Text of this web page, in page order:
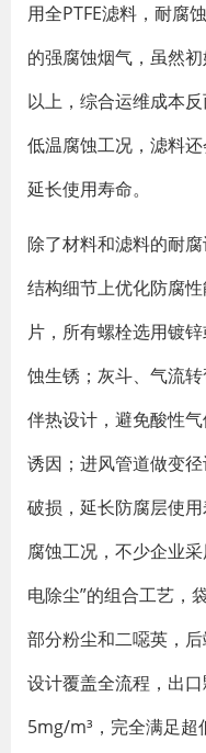
用全PTFE滤料，耐腐
的强腐蚀烟气，虽然
以上，综合运维成本
低温腐蚀工况，滤料
延长使用寿命。
除了材料和滤料的耐
结构细节上优化防腐
片，所有螺栓选用镀
蚀生锈；灰斗、气流
伴热设计，避免酸性
诱因；进风管道做变
破损，延长防腐层使
腐蚀工况，不少企业
电除尘”的组合工艺，
部分粉尘和二噁英，
设计覆盖全流程，出
5mg/m³，完全满足超